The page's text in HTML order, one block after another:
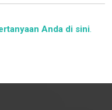
Anda di sini.